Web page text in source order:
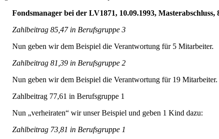
Fondsmanager bei der LV1871, 10.09.1993,
Zahlbeitrag 85,47 in Berufsgruppe 3
Nun geben wir dem Beispiel die Verantwortung für 5 Mitarbeiter.
Zahlbeitrag 81,39 in Berufsgruppe 2
Nun geben wir dem Beispiel die Verantwortung für 19 Mitarbeiter.
Zahlbeitrag 77,61 in Berufsgruppe 1
Nun „verheiraten“ wir unser Beispiel und geben 1 Kind dazu:
Zahlbeitrag 73,81 in Berufsgruppe 1